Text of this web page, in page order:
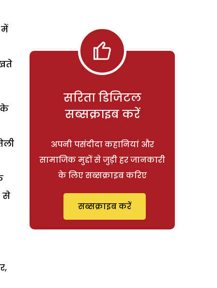
में
के
से
सरिता डिजिटल
सब्सक्राइब करें
अपनी पसंदीदा कहानियां और
सामाजिक मुद्दों से जुड़ी हर जानकारी
के लिए सब्सक्राइब करिए
सब्सक्राइब करें